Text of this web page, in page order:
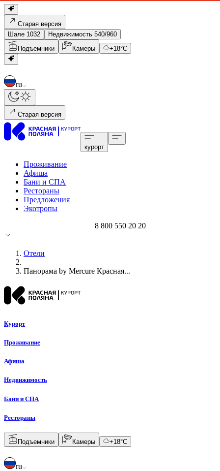
Старая версия
Шале 1032
Недвижимость 540/960
Подъемники
Камеры +18°C
ru
Старая версия
курорт
Проживание
Афиша
Бани и СПА
Рестораны
Предложения
Экотропы
8 800 550 20 20
Отели
Панорама by Mercure Красная...
Курорт
Проживание
Афиша
Недвижимость
Бани и СПА
Рестораны
Подъемники Камеры +18°C
ru